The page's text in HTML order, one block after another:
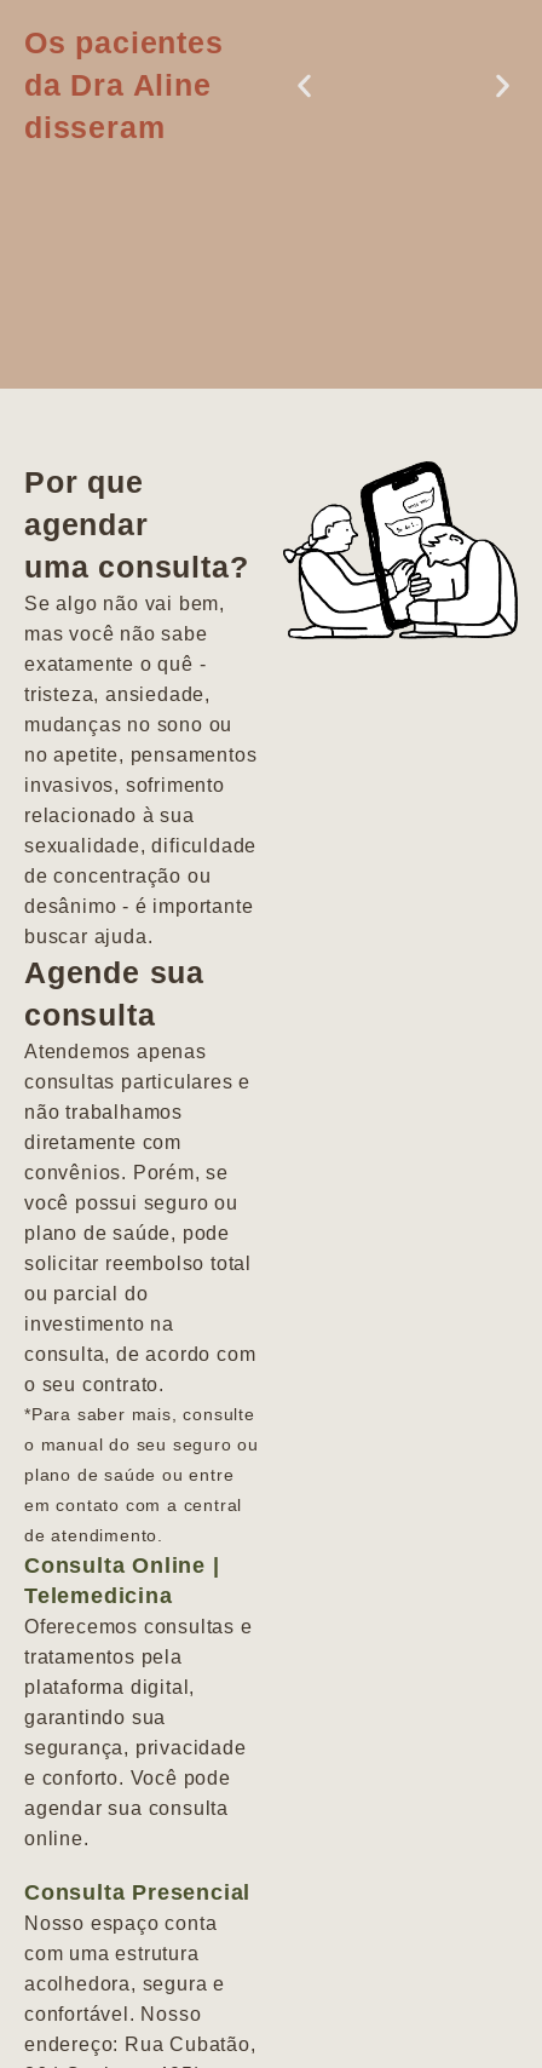
Os pacientes
da Dra Aline
disseram
vida. Ela me
encontrou num
estado misto de
depressão e
agitação com
pensamentos
Por que
agendar
uma consulta?
Se algo não vai bem,
mas você não sabe
exatamente o quê -
tristeza, ansiedade,
mudanças no sono ou
no apetite, pensamentos
invasivos, sofrimento
relacionado à sua
sexualidade, dificuldade
de concentração ou
desânimo - é importante
buscar ajuda.
Agende sua
consulta
Atendemos apenas
consultas particulares e
não trabalhamos
diretamente com
convênios. Porém, se
você possui seguro ou
plano de saúde, pode
solicitar reembolso total
ou parcial do
investimento na
consulta, de acordo com
o seu contrato.
*Para saber mais, consulte
o manual do seu seguro ou
plano de saúde ou entre
em contato com a central
de atendimento.
Consulta Online |
Telemedicina
Oferecemos consultas e
tratamentos pela
plataforma digital,
garantindo sua
segurança, privacidade
e conforto. Você pode
agendar sua consulta
online.
Consulta Presencial
Nosso espaço conta
com uma estrutura
acolhedora, segura e
confortável. Nosso
endereço: Rua Cubatão,